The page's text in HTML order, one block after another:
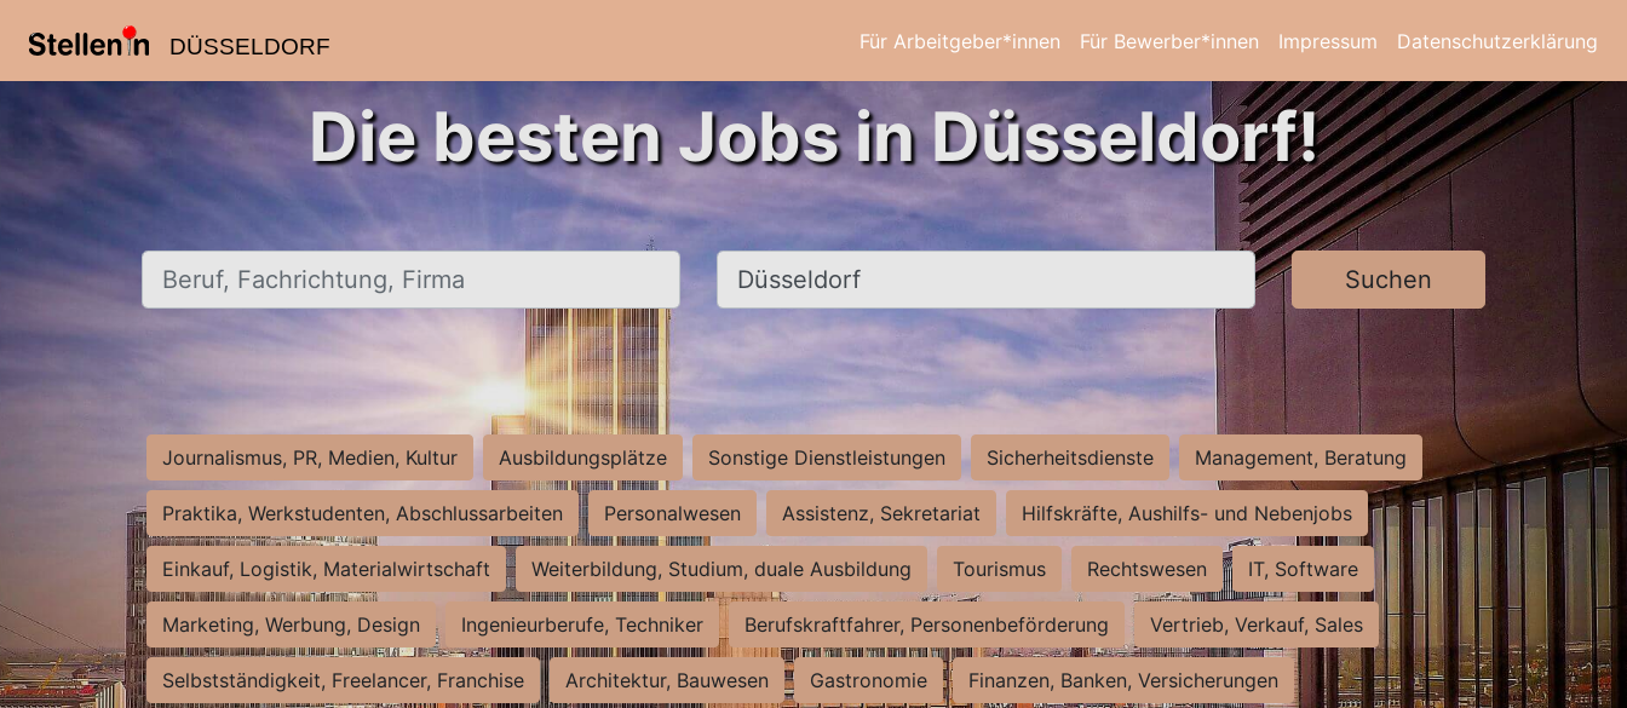
DÜSSELDORF Für Arbeitgeber*innen Für Bewerber*innen Impressum Datenschutzerklärung
Die besten Jobs in Düsseldorf!
Beruf, Fachrichtung, Firma Ort, Stadt Suchen
Journalismus, PR, Medien, Kultur Ausbildungsplätze Sonstige Dienstleistungen Sicherheitsdienste Management, Beratung
Praktika, Werkstudenten, Abschlussarbeiten Personalwesen Assistenz, Sekretariat Hilfskräfte, Aushilfs- und Nebenjobs
Einkauf, Logistik, Materialwirtschaft Weiterbildung, Studium, duale Ausbildung Tourismus Rechtswesen IT, Software
Marketing, Werbung, Design Ingenieurberufe, Techniker Berufskraftfahrer, Personenbeförderung Vertrieb, Verkauf, Sales
Selbstständigkeit, Freelancer, Franchise Architektur, Bauwesen Gastronomie Finanzen, Banken, Versicherungen